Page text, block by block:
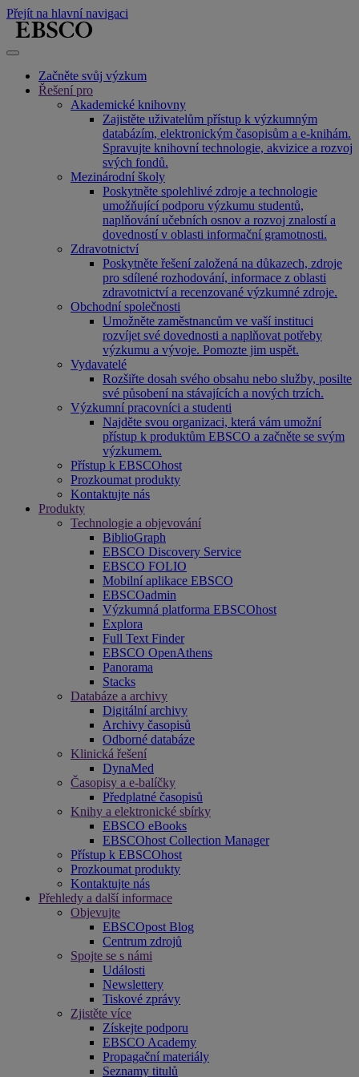
Přejít na hlavní navigaci
Začněte svůj výzkum
Řešení pro
Akademické knihovny
Zajistěte uživatelům přístup k výzkumným
databázím, elektronickým časopisům a e-knihám.
Spravujte knihovní technologie, akvizice a rozvoj
svých fondů.
Mezinárodní školy
Poskytněte spolehlivé zdroje a technologie
umožňující podporu výzkumu studentů,
naplňování učebních osnov a rozvoj znalostí a
dovedností v oblasti informační gramotnosti.
Zdravotnictví
Poskytněte řešení založená na důkazech, zdroje
pro sdílené rozhodování, informace z oblasti
zdravotnictví a recenzované výzkumné zdroje.
Obchodní společnosti
Umožněte zaměstnancům ve vaší instituci
rozvíjet své dovednosti a naplňovat potřeby
výzkumu a vývoje. Pomozte jim uspět.
Vydavatelé
Rozšiřte dosah svého obsahu nebo služby, posilte
své působení na stávajících a nových trzích.
Výzkumní pracovníci a studenti
Najděte svou organizaci, která vám umožní
přístup k produktům EBSCO a začněte se svým
výzkumem.
Přístup k EBSCOhost
Prozkoumat produkty
Kontaktujte nás
Produkty
Technologie a objevování
BiblioGraph
EBSCO Discovery Service
EBSCO FOLIO
Mobilní aplikace EBSCO
EBSCOadmin
Výzkumná platforma EBSCOhost
Explora
Full Text Finder
EBSCO OpenAthens
Panorama
Stacks
Databáze a archivy
Digitální archivy
Archivy časopisů
Odborné databáze
Klinická řešení
DynaMed
Časopisy a e-balíčky
Předplatné časopisů
Knihy a elektronické sbírky
EBSCO eBooks
EBSCOhost Collection Manager
Přístup k EBSCOhost
Prozkoumat produkty
Kontaktujte nás
Přehledy a další informace
Objevujte
EBSCOpost Blog
Centrum zdrojů
Spojte se s námi
Události
Newslettery
Tiskové zprávy
Zjistěte více
Získejte podporu
EBSCO Academy
Propagační materiály
Seznamy titulů